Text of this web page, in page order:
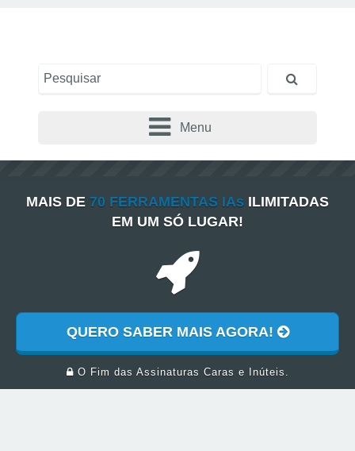
Menu
MAIS DE 70 FERRAMENTAS IAs ILIMITADAS
EM UM SÓ LUGAR!
QUERO SABER MAIS AGORA!
O Fim das Assinaturas Caras e Inúteis.